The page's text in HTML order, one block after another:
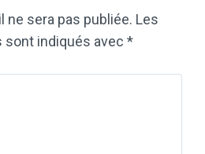
ne sera pas publiée. Les
sont indiqués avec *